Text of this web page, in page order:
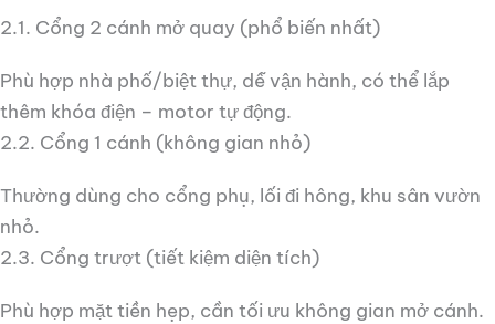
2.1. Cổng 2 cánh mở quay (phổ biến nhất)
Phù hợp nhà phố/biệt thự, dễ vận hành, có thể lắp
thêm khóa điện – motor tự động.
2.2. Cổng 1 cánh (không gian nhỏ)
Thường dùng cho cổng phụ, lối đi hông, khu sân vườn
nhỏ.
2.3. Cổng trượt (tiết kiệm diện tích)
Phù hợp mặt tiền hẹp, cần tối ưu không gian mở cánh.